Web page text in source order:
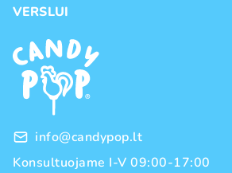
Naujienos
Prekių ženklai
Pristatymas
Prekių grąžinimas ir keitimas
Pirkimo taisyklės
Privatumo politika
VERSLUI
Franšizė
Didmeninė prekyba
info@candypop.lt
Konsultuojame I-V 09:00-17:00